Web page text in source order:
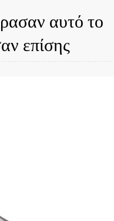
αυτό το
επίσης